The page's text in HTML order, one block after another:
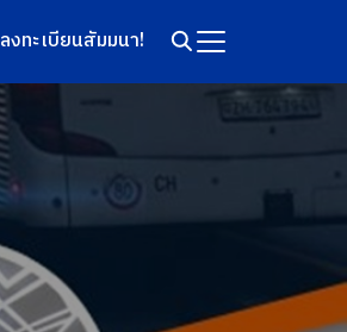
ลงทะเบียนสัมมนา!